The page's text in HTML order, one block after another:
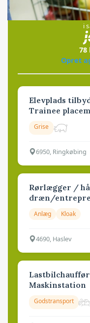
i
78
Opret
Elevplads
Trainee
Grise
6950, Ringkøbing
Rørlægger /
dræn/
Anlæg Kloak
4690, Haslev
Maskinstation
Godstransport